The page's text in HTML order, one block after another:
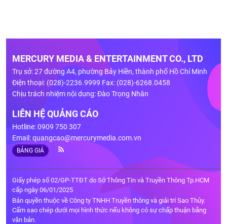
MERCURY MEDIA & ENTERTAINMENT CO., LTD
Trụ sở: 27 đường A4, phường Bảy Hiền, thành phố Hồ Chí Minh
Điện thoại: (028)-2236.9999 Fax: (028)-6268.0458
Chịu trách nhiệm nội dung: Đào Trọng Nhân
LIÊN HỆ QUẢNG CÁO
Hotline: 0909 750 307
Email:quangcao@mercurymedia.com.vn
BẢNG GIÁ
Giấy phép số 02/GP-TTĐT do Sở Thông Tin và Truyền Thông Tp.HCM
cấp ngày 06/01/2025
Bản quyền thuộc về Công ty TNHH Truyền thông và giải trí Sao Thủy.
Cấm sao chép dưới mọi hình thức nếu không có sự chấp thuận bằng
văn bản.